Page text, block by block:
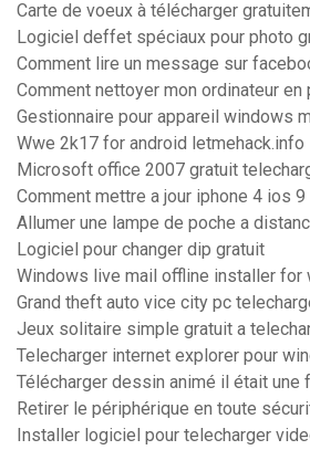
Carte de voeux à télécharger
Logiciel deffet spéciaux pour photo
Comment lire un message sur
Comment nettoyer mon ordinateur en
Gestionnaire pour appareil windows
Wwe 2k17 for android letmehack.info
Microsoft office 2007 gratuit
Comment mettre a jour iphone 4 ios 9
Allumer une lampe de poche a
Logiciel pour changer dip gratuit
Windows live mail offline installer for
Grand theft auto vice city pc
Jeux solitaire simple gratuit a
Telecharger internet explorer pour
Télécharger dessin animé il était une
Retirer le périphérique en toute
Installer logiciel pour telecharger